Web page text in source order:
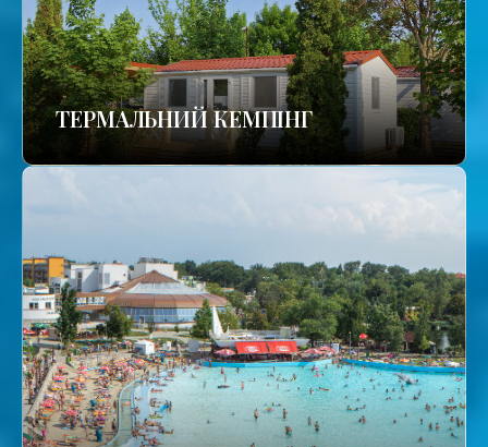
ТЕРМАЛЬНИЙ КЕМПІНГ